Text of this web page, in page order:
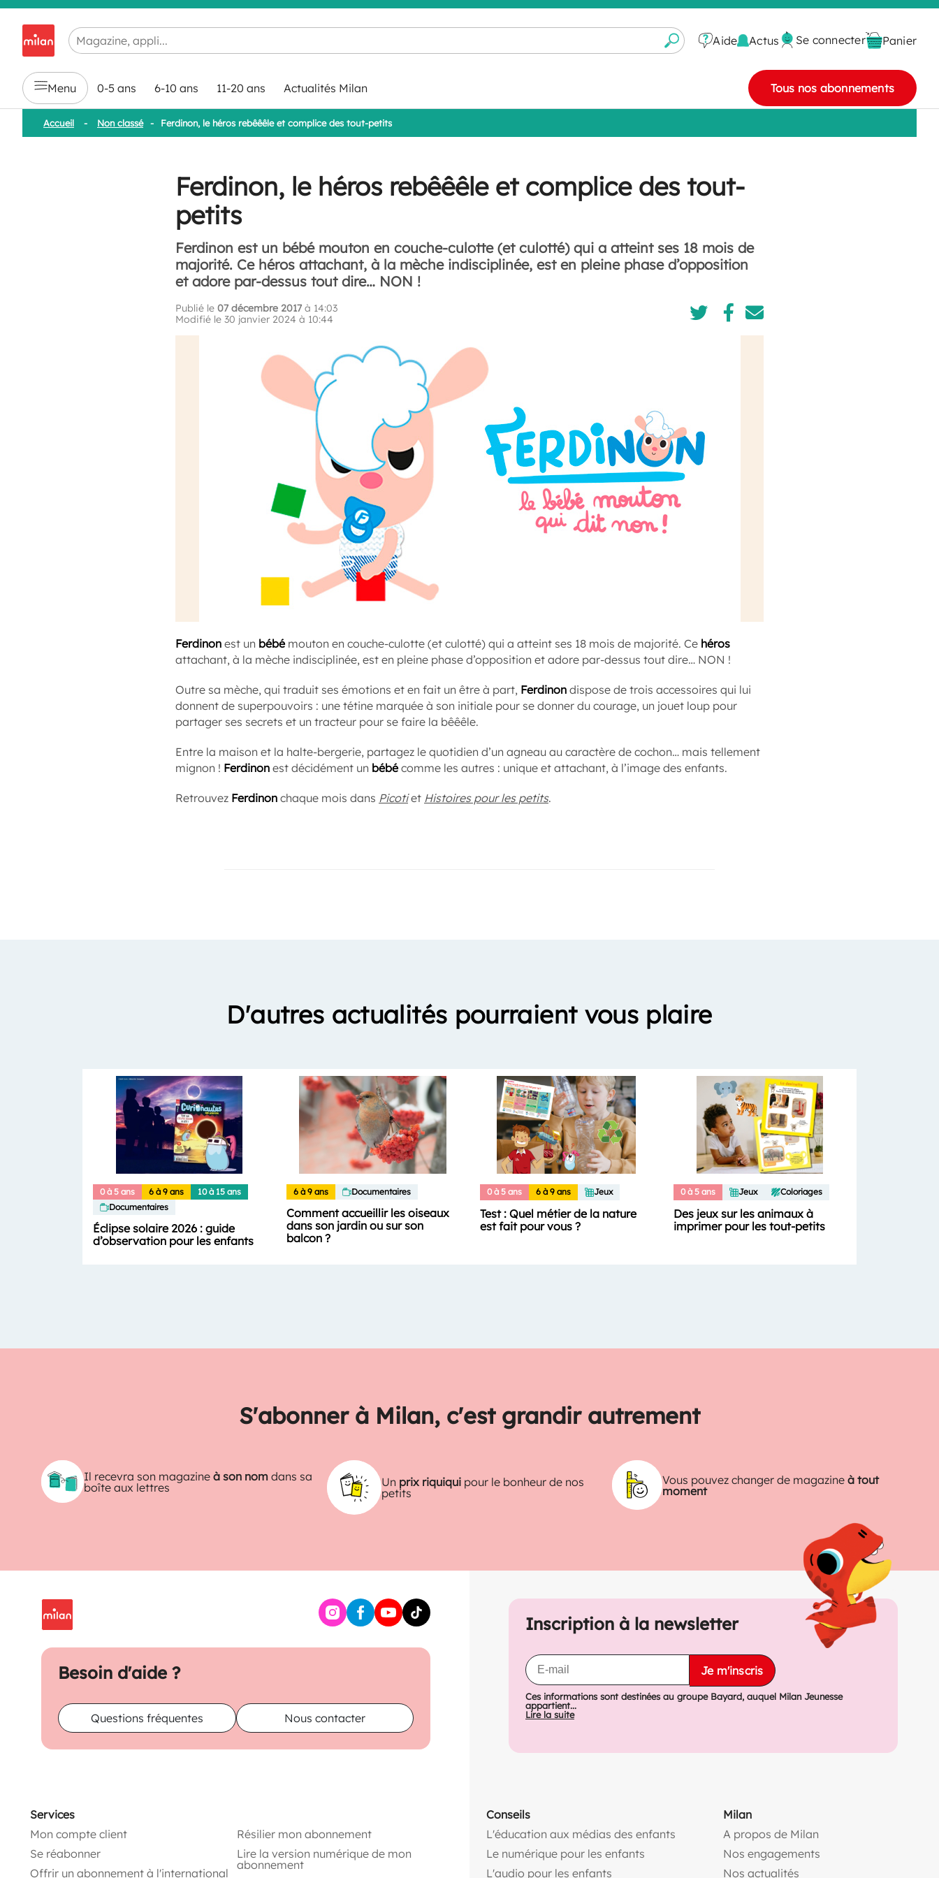
Chargement en cours...
Aide Actus Se connecter Panier
Menu 0-5 ans 6-10 ans 11-20 ans Actualités Milan Tous nos abonnements
Accueil - Non classé - Ferdinon, le héros rebêêêle et complice des tout-petits
Ferdinon, le héros rebêêêle et complice des tout-
petits
Ferdinon est un bébé mouton en couche-culotte (et culotté) qui a atteint ses 18 mois de
majorité. Ce héros attachant, à la mèche indisciplinée, est en pleine phase d’opposition
et adore par-dessus tout dire… NON !
Publié le 07 décembre 2017 à 14:03
Modifié le 30 janvier 2024 à 10:44
Ferdinon est un bébémouton en couche-culotte (et culotté) qui a atteint ses 18 mois de majorité. Ce héros
attachant, à la mèche indisciplinée, est en pleine phase d’opposition et adore par-dessus tout dire… NON !
Outre sa mèche, qui traduit ses émotions et en fait un être à part, Ferdinon dispose de trois accessoires qui lui
donnent de superpouvoirs : une tétine marquée à son initiale pour se donner du courage, un jouet loup pour
partager ses secrets et un tracteur pour se faire la bêêêle.
Entre la maison et la halte-bergerie, partagez le quotidien d’un agneau au caractère de cochon… mais tellement
mignon ! Ferdinon est décidément un bébécomme les autres : unique et attachant, à l’image des enfants.
Retrouvez Ferdinon chaque mois dans Picotiet Histoires pour les petits.
D'autres actualités pourraient vous plaire
0 à 5 ans 6 à 9 ans
10 à 15 ans
Documentaires
Éclipse solaire 2026 : guide
d’observation pour les enfants
6 à 9 ans Documentaires
Comment accueillir les oiseaux
dans son jardin ou sur son
balcon ?
0 à 5 ans 6 à 9 ans Jeux
Test : Quel métier de la nature
est fait pour vous ?
0 à 5 ans Jeux Coloriages
Des jeux sur les animaux à
imprimer pour les tout-petits
S'abonner à Milan, c'est grandir autrement
Il recevra son magazineà son nom dans sa
boîte aux lettres
Un prix riquiqui pour le bonheur de nos
petits
Vous pouvez changer de magazine à tout
moment
Besoin d'aide ?
Questions fréquentes Nous contacter
Inscription à la newsletter
Je m'inscris
Ces informations sont destinées au groupe Bayard, auquel Milan Jeunesse
appartient...
Lire la suite
Services
Mon compte client
Se réabonner
Offrir un abonnement à l'international
Résilier mon abonnement
Lire la version numérique de mon
abonnement
Conseils
L'éducation aux médias des enfants
Le numérique pour les enfants
L'audio pour les enfants
Milan
A propos de Milan
Nos engagements(ouvre une nouvelle
Nos actualités(ouvre une nouvelle